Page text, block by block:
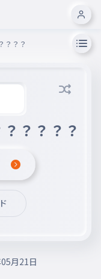
？？？
？？？？
月21日